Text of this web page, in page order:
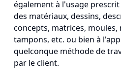
également à l'usage
des matériaux, dessins,
concepts, matrices, moules,
tampons, etc. ou bien à
quelconque méthode de
par le client.